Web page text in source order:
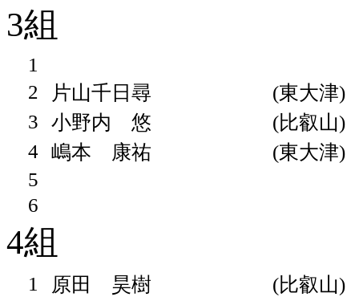
3組
1
2
片山千日尋
(東大津)
3
小野内 悠
(比叡山)
4 嶋本 康祐
(東大津)
5
6
4組
1 原田 昊樹
(比叡山)